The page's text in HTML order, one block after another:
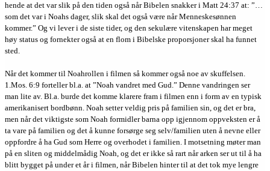
hende at det var slik på den tiden også når Bibelen snakker i Matt 24:37 at: ”…
som det var i Noahs dager, slik skal det også være når Menneskesønnen
kommer.” Og vi lever i de siste tider, og den sekulære vitenskapen har meget
høy status og fornekter også at en flom i Bibelske proporsjoner skal ha funnet
sted.
Når det kommer til Noahrollen i filmen så kommer også noe av skuffelsen.
1.Mos. 6:9 forteller bl.a. at ”Noah vandret med Gud.” Denne vandringen ser
man lite av. Bl.a. burde det komme klarere fram i filmen enn i form av en typisk
amerikanisert bordbønn. Noah setter veldig pris på familien sin, og det er bra,
men når det viktigste som Noah formidler barna opp igjennom oppveksten er å
ta vare på familien og det å kunne forsørge seg selv/familien uten å nevne eller
oppfordre å ha Gud som Herre og overhodet i familien. I motsetning møter man
på en sliten og middelmådig Noah, og det er ikke så rart når arken ser ut til å ha
blitt bygget på under et år i filmen, når Bibelen hinter til at det tok mye lengre